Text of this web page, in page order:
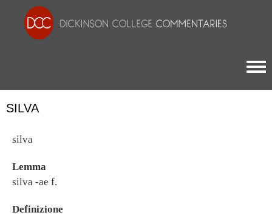
SILVA
silva
Lemma
silva -ae f.
Definizione